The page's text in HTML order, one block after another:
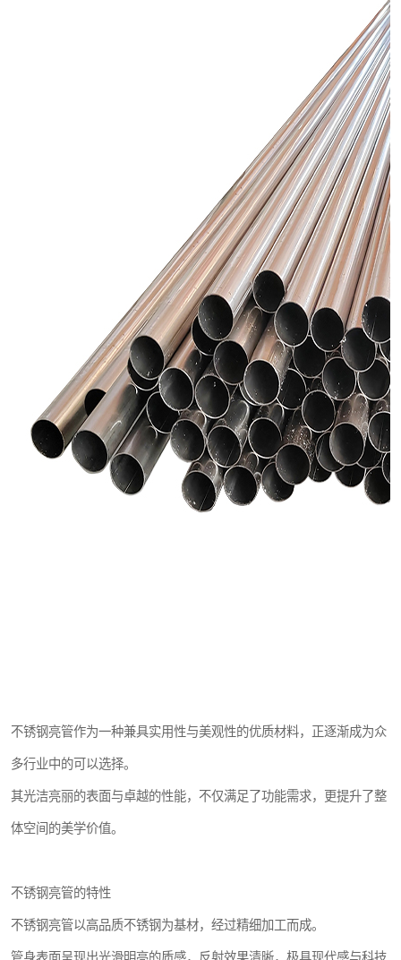
不锈钢亮管作为一种兼具实用性与美观性的优质材料，正逐渐成为众
多行业中的可以选择。
其光洁亮丽的表面与卓越的性能，不仅满足了功能需求，更提升了整
体空间的美学价值。
不锈钢亮管的特性
不锈钢亮管以高品质不锈钢为基材，经过精细加工而成。